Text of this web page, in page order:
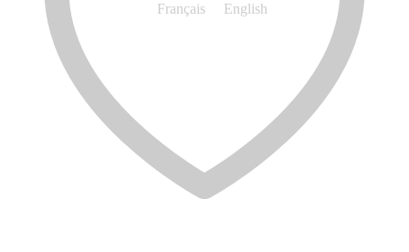
Français English